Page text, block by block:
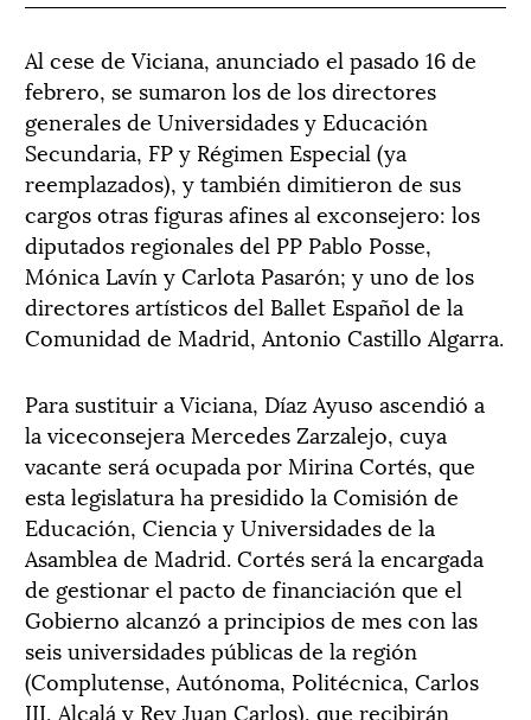
Al cese de Viciana, anunciado el pasado 16 de
febrero, se sumaron los de los directores
generales de Universidades y Educación
Secundaria, FP y Régimen Especial (ya
reemplazados), y también dimitieron de sus
cargos otras figuras afines al exconsejero: los
diputados regionales del PP Pablo Posse,
Mónica Lavín y Carlota Pasarón; y uno de los
directores artísticos del Ballet Español de la
Comunidad de Madrid, Antonio Castillo Algarra.
Para sustituir a Viciana, Díaz Ayuso ascendió a
la viceconsejera Mercedes Zarzalejo, cuya
vacante será ocupada por Mirina Cortés, que
esta legislatura ha presidido la Comisión de
Educación, Ciencia y Universidades de la
Asamblea de Madrid. Cortés será la encargada
de gestionar el pacto de financiación que el
Gobierno alcanzó a principios de mes con las
seis universidades públicas de la región
(Complutense, Autónoma, Politécnica, Carlos
III, Alcalá y Rey Juan Carlos), que recibirán